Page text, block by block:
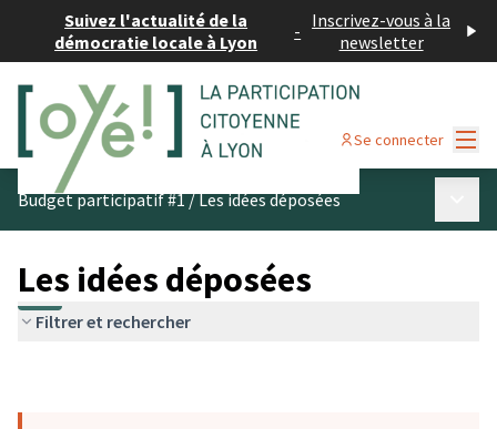
Suivez l'actualité de la
démocratie locale à Lyon
- Inscrivez-vous à la
newsletter
Se connecter
Budget participatif #1/Les idées déposées
Les idées déposées
Filtrer et rechercher